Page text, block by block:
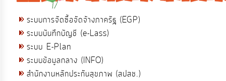
ระบบการจัดซื้อจัดจ้างภาครัฐ (EGP)
ระบบบันทึกบัญชี (e-Lass)
ระบบ E-Plan
ระบบข้อมูลกลาง (INFO)
สำนักงานหลักประกันสุขภาพ (สปสช.)